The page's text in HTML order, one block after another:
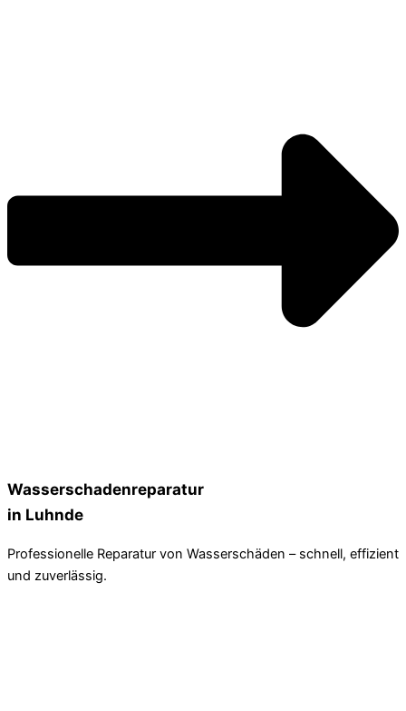
Wasserschadenreparatur
in Luhnde
Professionelle Reparatur von Wasserschäden – schnell, effizient
und zuverlässig.